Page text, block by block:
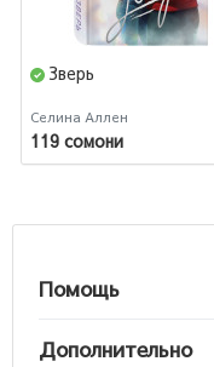
Зверь
Селина Аллен
119 сомони
Помощь
Дополнительно